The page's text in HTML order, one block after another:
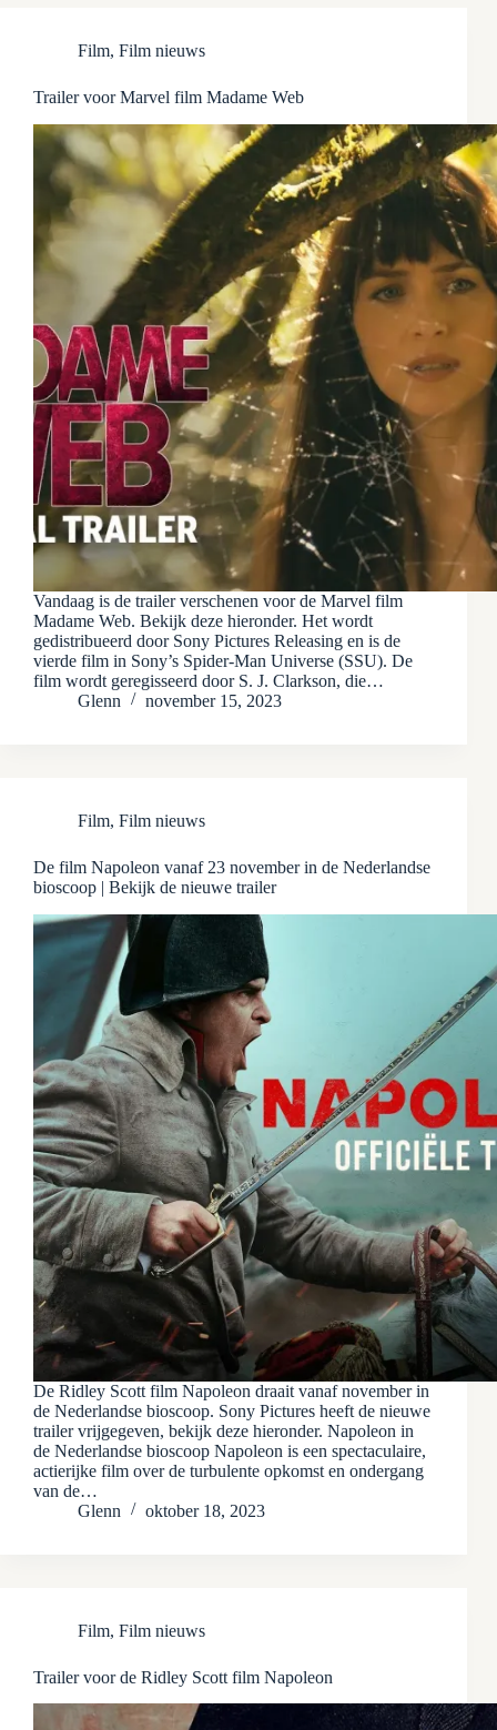
Film, Film nieuws
Trailer voor Marvel film Madame Web
Vandaag is de trailer verschenen voor de Marvel film
Madame Web. Bekijk deze hieronder. Het wordt
gedistribueerd door Sony Pictures Releasing en is de
vierde film in Sony’s Spider-Man Universe (SSU). De
film wordt geregisseerd door S. J. Clarkson, die…
Glenn
november 15, 2023
Film, Film nieuws
De film Napoleon vanaf 23 november in de Nederlandse
bioscoop | Bekijk de nieuwe trailer
De Ridley Scott film Napoleon draait vanaf november in
de Nederlandse bioscoop. Sony Pictures heeft de nieuwe
trailer vrijgegeven, bekijk deze hieronder. Napoleon in
de Nederlandse bioscoop Napoleon is een spectaculaire,
actierijke film over de turbulente opkomst en ondergang
van de…
Glenn
oktober 18, 2023
Film, Film nieuws
Trailer voor de Ridley Scott film Napoleon